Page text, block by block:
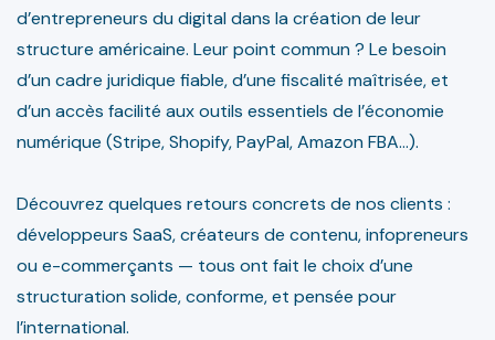
d’entrepreneurs du digital dans la création de leur
structure américaine. Leur point commun ? Le besoin
d’un cadre juridique fiable, d’une fiscalité maîtrisée, et
d’un accès facilité aux outils essentiels de l’économie
numérique (Stripe, Shopify, PayPal, Amazon FBA…).
Découvrez quelques retours concrets de nos clients :
développeurs SaaS, créateurs de contenu, infopreneurs
ou e-commerçants — tous ont fait le choix d’une
structuration solide, conforme, et pensée pour
l’international.